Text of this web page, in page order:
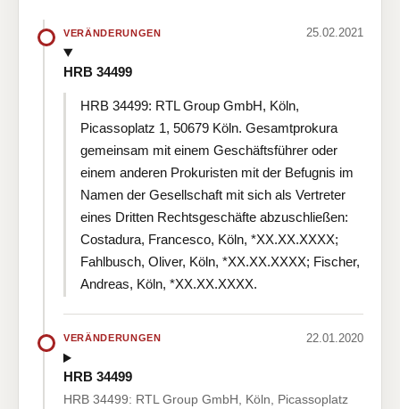
VERÄNDERUNGEN 25.02.2021
HRB 34499
HRB 34499: RTL Group GmbH, Köln,
Picassoplatz 1, 50679 Köln. Gesamtprokura
gemeinsam mit einem Geschäftsführer oder
einem anderen Prokuristen mit der Befugnis im
Namen der Gesellschaft mit sich als Vertreter
eines Dritten Rechtsgeschäfte abzuschließen:
Costadura, Francesco, Köln, *XX.XX.XXXX;
Fahlbusch, Oliver, Köln, *XX.XX.XXXX; Fischer,
Andreas, Köln, *XX.XX.XXXX.
VERÄNDERUNGEN 22.01.2020
HRB 34499
HRB 34499: RTL Group GmbH, Köln, Picassoplatz